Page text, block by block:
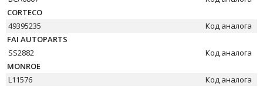
CORTECO
49395235
Код аналога
FAI AUTOPARTS
SS2882
Код аналога
MONROE
L11576
Код аналога